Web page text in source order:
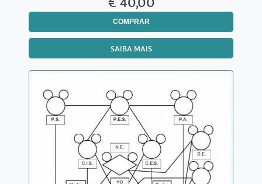
COMPRAR
SAIBA MAIS